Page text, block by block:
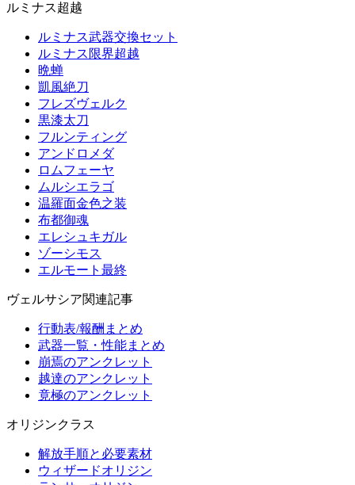
ルミナス超越
ルミナス武器交換セット
ルミナス限界超越
晩蝉
凱風絶刀
フレズヴェルク
黒漆太刀
フルンティング
アンドロメダ
ロムフェーヤ
ムルシエラゴ
温羅面金色之装
布都御魂
エレシュキガル
ゾーシモス
エルモート最終
ヴェルサシア関連記事
行動表/報酬まとめ
武器一覧・性能まとめ
崩焉のアンクレット
越達のアンクレット
竟極のアンクレット
オリジンクラス
解放手順と必要素材
ウィザードオリジン